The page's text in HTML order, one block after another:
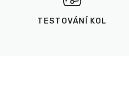
TESTOVÁNÍ KOL